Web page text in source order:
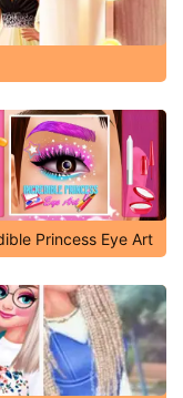
Princess Eye Art